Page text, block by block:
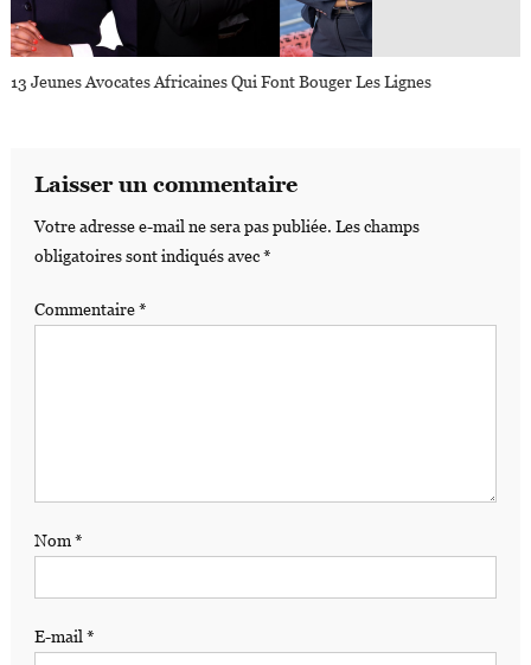
13 Jeunes Avocates Africaines Qui Font Bouger Les Lignes
Laisser un commentaire
Votre adresse e-mail ne sera pas publiée. Les champs
obligatoires sont indiqués avec*
Commentaire*
Nom*
E-mail*